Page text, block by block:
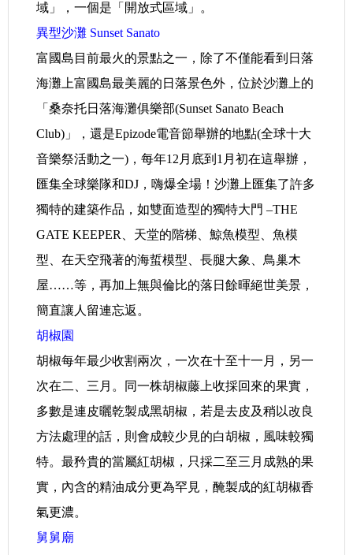
域」，一個是「開放式區域」。
異型沙灘 Sunset Sanato
富國島目前最火的景點之一，除了不僅能看到日落
海灘上富國島最美麗的日落景色外，位於沙灘上的
「桑奈托日落海灘俱樂部(Sunset Sanato Beach
Club)」，還是Epizode電音節舉辦的地點(全球十大
音樂祭活動之一)，每年12月底到1月初在這舉辦，
匯集全球樂隊和DJ，嗨爆全場！沙灘上匯集了許多
獨特的建築作品，如雙面造型的獨特大門 –THE
GATE KEEPER、天堂的階梯、鯨魚模型、魚模
型、在天空飛著的海蜇模型、長腿大象、鳥巢木
屋……等，再加上無與倫比的落日餘暉絕世美景，
簡直讓人留連忘返。
胡椒園
胡椒每年最少收割兩次，一次在十至十一月，另一
次在二、三月。同一株胡椒藤上收採回來的果實，
多數是連皮曬乾製成黑胡椒，若是去皮及稍以改良
方法處理的話，則會成較少見的白胡椒，風味較獨
特。最矜貴的當屬紅胡椒，只採二至三月成熟的果
實，內含的精油成分更為罕見，醃製成的紅胡椒香
氣更濃。
舅舅廟